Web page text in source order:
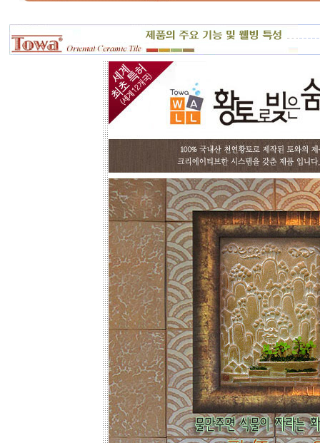
재 실비로 가감됩니다.
토와 분청사기 부조 벽화는 일련
번호가 있으니, 근처에 타일공을 불러
직접 시공하시고, 번거러워 저희 시공
팀에 의뢰하시면, 시공 포함한 세부 견
포인트 벽화는 토아트에서..
고객님 댁, 벽체 가로세로 크기를 줄자
로 길이를 대략 재어 보시고,
토와의 포인트 컨셉만 골라주시면 최
선의 디자인+견적을 드립니다.
예산에 따라 포인트 벽화부분 즉, 토
아트의 작품크기를 줄이면 저렴하게
도 가능하오니, 거실 아트월 이외에는
토와월과 같은 패턴타일 위주로 디자
인해도 친환경과 기능성 자재의 성능
거실아트월,쇼파월,중문,콘솔☆
고객님의 벽체 사이즈를 예를들어 가
로 3m라면 바로 위 검색코너에서 가로
3000을'클릭'해서 원하는 크기의 상품
들을 보시고 찾으시는 가격과 디자인
을 메모하시고 고객센타로 전화상담
전문 상담원이 제대로 된 친환경 인테
리어자재로 값싼 인테리어가 되는 노
하우를 제시해 드립니다.
황토타일의 제습기능으로 끈적한 여
름은 시원하게.. 겨울은 가습기능과 원
적외선 방사로 따뜻하게..